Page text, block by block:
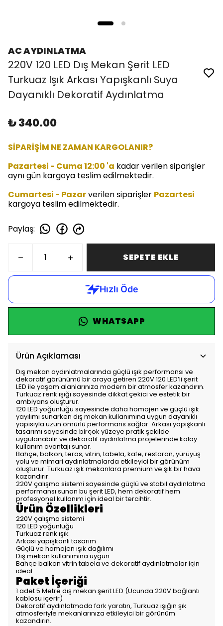
AC AYDINLATMA
220V 120 LED Dış Mekan Şerit LED
Turkuaz Işık Arkası Yapışkanlı Suya
Dayanıklı Dekoratif Aydınlatma
₺ 340.00
SİPARİŞİM NE ZAMAN KARGOLANIR?
Pazartesi - Cuma 12:00 'a kadar verilen siparişler
aynı gün kargoya teslim edilmektedir.
Cumartesi - Pazarverilen siparişler Pazartesi
kargoya teslim edilmektedir.
Paylaş:
SEPETE EKLE
WHATSAPP
Ürün Açıklaması
Dış mekan aydınlatmalarında güçlü ışık performansı ve
dekoratif görünümü bir araya getiren 220V 120 LED’li şerit
LED ile yaşam alanlarınıza modern bir atmosfer kazandırın.
Turkuaz renk ışığı sayesinde dikkat çekici ve estetik bir
ambiyans oluşturur.
120 LED yoğunluğu sayesinde daha homojen ve güçlü ışık
yayılımı sunarken dış mekan kullanımına uygun dayanıklı
yapısıyla uzun ömürlü performans sağlar. Arkası yapışkanlı
tasarımı sayesinde birçok yüzeye pratik şekilde
uygulanabilir ve dekoratif aydınlatma projelerinde kolay
kullanım avantajı sunar.
Bahçe, balkon, teras, vitrin, tabela, kafe, restoran, yürüyüş
yolu ve mimari aydınlatmalarda etkileyici bir görünüm
oluşturur. Turkuaz ışık mekanlara premium ve şık bir hava
kazandırır.
220V çalışma sistemi sayesinde güçlü ve stabil aydınlatma
performansı sunan bu şerit LED, hem dekoratif hem
profesyonel kullanım için ideal bir tercihtir.
Ürün Özellikleri
220V çalışma sistemi
120 LED yoğunluğu
Turkuaz renk ışık
Arkası yapışkanlı tasarım
Güçlü ve homojen ışık dağılımı
Dış mekan kullanımına uygun
Bahçe balkon vitrin tabela ve dekoratif aydınlatmalar için
ideal
Paket İçeriği
1 adet 5 Metre dış mekan şerit LED (Ucunda 220V bağlantı
kablosu içerir)
Dekoratif aydınlatmada fark yaratın, Turkuaz ışığın şık
atmosferiyle mekanlarınıza etkileyici bir görünüm
kazandırın.